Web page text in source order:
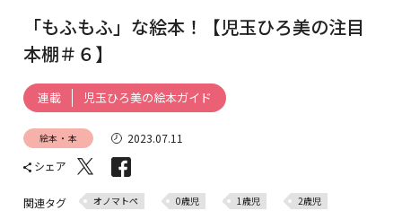
「もふもふ」な絵本！【児玉ひろ美の注目
本棚＃６】
連載 児玉ひろ美の絵本ガイド
絵本・本
2023.07.11
シェア
関連タグ オノマトペ 0歳児 1歳児 2歳児